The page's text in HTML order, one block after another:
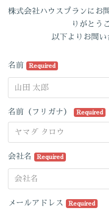
株式会社ハウスプランにお
りがとう
以下よりお問い
名前 Required
名前（フリガナ） Required
会社名 Required
メールアドレス Required